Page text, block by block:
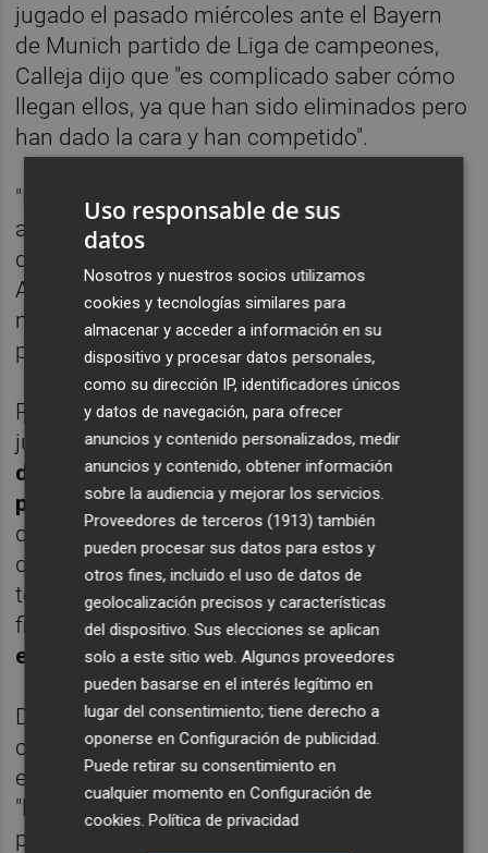
jugado el pasado miércoles ante el Bayern
de Munich partido de Liga de campeones,
Calleja dijo que "es complicado saber cómo
llegan ellos, ya que han sido eliminados pero
han dado la cara y han competido".
"Por ello estarán cansados, pero en lo
anímico estarán fuertes, ya que han
demostrado su potencial ante un gran rival.
Ahora llega la liga y supongo que llegarán
muy mentalizados de lo que se juegan",
prosiguió.
Pese a la importancia de los puntos en
juegos, recalcó que "no es el último partido
de la Liga, ya que quedarán muchos puntos
por disputar. Es un partido importante en el
que jugamos dos rivales directos, pero
queda mucho y por la experiencia de esta
temporada, esto va a estar reñido hasta el
final.
Habrá que pelear hasta el último
encuentro".
De nuevo, el entrenador madrileño afrontará
con numerosas bajas un partido, sobre todo
en defensa, por lo que aseguró que
"llegamos con bajas y hemos estado
probando con varios jugadores en esa zona,
Uso responsable de sus
datos
Nosotros y nuestros socios utilizamos
cookies y tecnologías similares para
almacenar y acceder a información en su
dispositivo y procesar datos personales,
como su dirección IP, identificadores únicos
y datos de navegación, para ofrecer
anuncios y contenido personalizados, medir
anuncios y contenido, obtener información
sobre la audiencia y mejorar los servicios.
Proveedores de terceros (1913) también
pueden procesar sus datos para estos y
otros fines, incluido el uso de datos de
geolocalización precisos y características
del dispositivo. Sus elecciones se aplican
solo a este sitio web. Algunos proveedores
pueden basarse en el interés legítimo en
lugar del consentimiento; tiene derecho a
oponerse enConfiguración de publicidad.
Puede retirar su consentimiento en
cualquier momento enConfiguración de
cookies.Política de privacidad